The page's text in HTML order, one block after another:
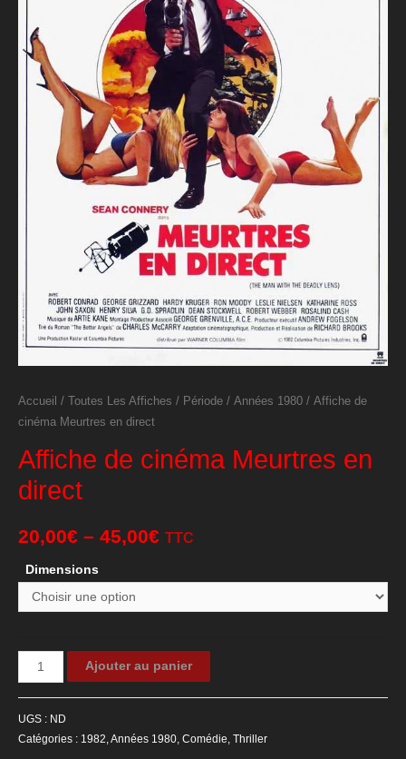
Accueil / Toutes Les Affiches / Période / Années 1980 / Affiche de
cinéma Meurtres en direct
Affiche de cinéma Meurtres en
direct
20,00€ – 45,00€ TTC
Dimensions
quantité
de
Ajouter au panier
UGS : ND
Catégories : 1982,Années 1980, Comédie, Thriller